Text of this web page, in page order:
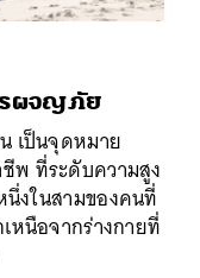
ผจญภัย
เป็นจุดหมาย
พ ที่ระดับความสูง
นึ่งในสามของคนที่
หนือจากร่างกายที่